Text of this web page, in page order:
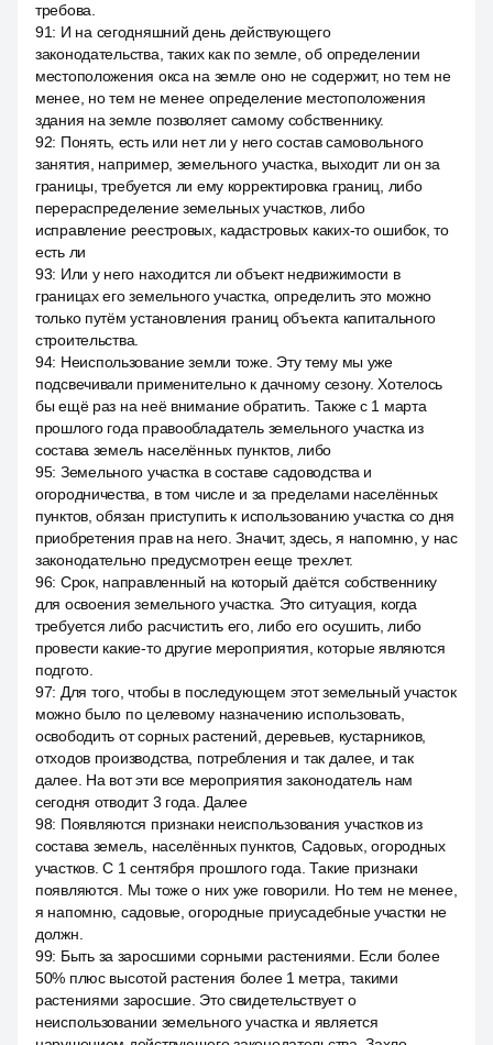
требова.
91: И на сегодняшний день действующего
законодательства, таких как по земле, об определении
местоположения окса на земле оно не содержит, но тем не
менее, но тем не менее определение местоположения
здания на земле позволяет самому собственнику.
92: Понять, есть или нет ли у него состав самовольного
занятия, например, земельного участка, выходит ли он за
границы, требуется ли ему корректировка границ, либо
перераспределение земельных участков, либо
исправление реестровых, кадастровых каких-то ошибок, то
есть ли
93: Или у него находится ли объект недвижимости в
границах его земельного участка, определить это можно
только путём установления границ объекта капитального
строительства.
94: Неиспользование земли тоже. Эту тему мы уже
подсвечивали применительно к дачному сезону. Хотелось
бы ещё раз на неё внимание обратить. Также с 1 марта
прошлого года правообладатель земельного участка из
состава земель населённых пунктов, либо
95: Земельного участка в составе садоводства и
огородничества, в том числе и за пределами населённых
пунктов, обязан приступить к использованию участка со дня
приобретения прав на него. Значит, здесь, я напомню, у нас
законодательно предусмотрен ееще трехлет.
96: Срок, направленный на который даётся собственнику
для освоения земельного участка. Это ситуация, когда
требуется либо расчистить его, либо его осушить, либо
провести какие-то другие мероприятия, которые являются
подгото.
97: Для того, чтобы в последующем этот земельный участок
можно было по целевому назначению использовать,
освободить от сорных растений, деревьев, кустарников,
отходов производства, потребления и так далее, и так
далее. На вот эти все мероприятия законодатель нам
сегодня отводит 3 года. Далее
98: Появляются признаки неиспользования участков из
состава земель, населённых пунктов, Садовых, огородных
участков. С 1 сентября прошлого года. Такие признаки
появляются. Мы тоже о них уже говорили. Но тем не менее,
я напомню, садовые, огородные приусадебные участки не
должн.
99: Быть за заросшими сорными растениями. Если более
50% плюс высотой растения более 1 метра, такими
растениями заросшие. Это свидетельствует о
неиспользовании земельного участка и является